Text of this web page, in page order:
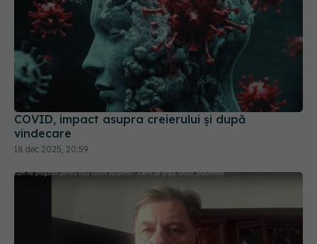
COVID, impact asupra creierului și după
vindecare
18 dec 2025, 20:59